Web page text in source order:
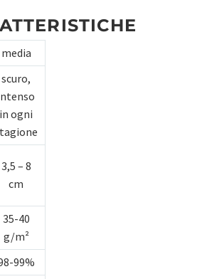
media
scuro,
in ogni
3,5 – 8
cm
35-40
g/m²
99%